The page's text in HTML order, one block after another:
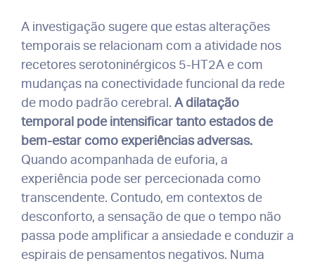
A investigação sugere que estas alterações
temporais se relacionam com a atividade nos
recetores serotoninérgicos 5-HT2A e com
mudanças na conectividade funcional da rede
de modo padrão cerebral. A dilatação
temporal pode intensificar tanto estados de
bem-estar como experiências adversas.
Quando acompanhada de euforia, a
experiência pode ser percecionada como
transcendente. Contudo, em contextos de
desconforto, a sensação de que o tempo não
passa pode amplificar a ansiedade e conduzir a
espirais de pensamentos negativos. Numa